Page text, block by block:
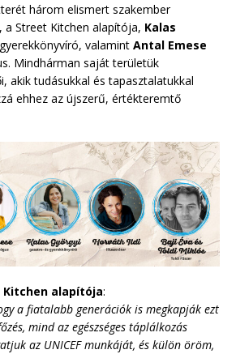
három elismert szakember
, a Street Kitchen alapítója, Kalas
valamint Antal Emese
Mindhárman saját területük
akik tudásukkal és tapasztalatukkal
ehhez az újszerű, értékteremtő
Kitchen alapítója:
a fiatalabb generációk is megkapják ezt
mind az egészséges táplálkozás
az UNICEF munkáját, és külön öröm,